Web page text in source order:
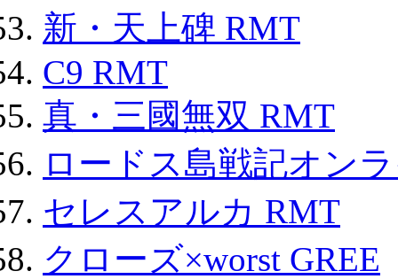
新・天上碑 RMT
C9 RMT
真・三國無双 RMT
ロードス島戦記オン
セレスアルカ RMT
クローズ×worst GREE